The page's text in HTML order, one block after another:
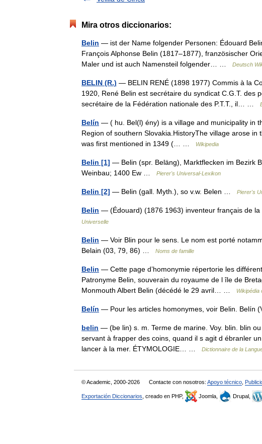
Mira otros diccionarios:
Belin — ist der Name folgender Personen: Édouard
François Alphonse Belin (1817–1877), französischer
Maler und ist auch Namensteil folgender… …
Deutsch
BELIN (R.) — BELIN RENÉ (1898 1977) Commis à la
1920, René Belin est secrétaire du syndicat C.G.T. des
secrétaire de la Fédération nationale des P.T.T., il… …
Belín — ( hu. Bel(l) ény) is a village and municipality in
Region of southern Slovakia.HistoryThe village arose
was first mentioned in 1349 (… …
Wikipedia
Belin [1] — Belin (spr. Beläng), Marktflecken im Bezirk
Weinbau; 1400 Ew …
Pierer's Universal-Lexikon
Belin [2] — Belin (gall. Myth.), so v.w. Belen … Pierer's
Belin — (Édouard) (1876 1963) inventeur français de
Universelle
Belin — Voir Blin pour le sens. Le nom est porté
Belain (03, 79, 86) …
Noms de famille
Belin — Cette page d’homonymie répertorie les
Patronyme Belin, souverain du royaume de l île de
Monmouth Albert Belin (décédé le 29 avril… …
Wikipédia
Belín — Pour les articles homonymes, voir Belin. Belín
belin — (be lin) s. m. Terme de marine. Voy. blin. blin
servant à frapper des coins, quand il s agit d ébranler
lancer à la mer. ÉTYMOLOGIE… …
Dictionnaire de la
© Academic, 2000-2026 Contacte con nosotros: Apoyo técnico
Exportación Diccionarios , creado en PHP, Joomla, Drupal,